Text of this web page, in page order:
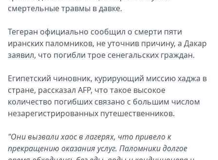
смертельные травмы в давке.
Тегеран официально сообщил о смерти пяти
иранских паломников, не уточнив причину, а Дакар
заявил, что погибли трое сенегальских граждан.
Египетский чиновник, курирующий миссию хаджа в
стране, рассказал AFP, что такое высокое
количество погибших связано с большим числом
незарегистрированных путешественников.
"Они вызвали хаос в лагерях, что привело к
прекращению оказания услуг. Паломники долгое